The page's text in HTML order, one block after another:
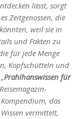
lässt, sorgt
Zeitgenossen, die
weil sie in
und Fakten zu
für jede Menge
Kopfschütteln und
Prahlhanswissen für
das
vermittelt,